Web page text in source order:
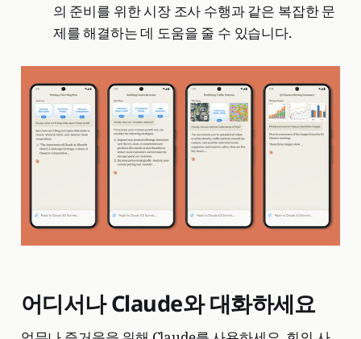
의 준비를 위한 시장 조사 수행과 같은 복잡한 문
제를 해결하는 데 도움을 줄 수 있습니다.
어디서나 Claude와 대화하세요